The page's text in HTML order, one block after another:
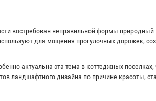
востребован неправильной формы
для мощения прогулочных дорожек,
актуальна эта тема в коттеджных
ландшафтного дизайна по причине красоты,